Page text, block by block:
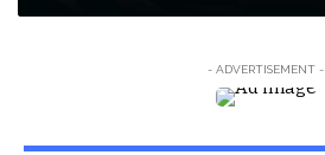
- ADVERTISEMENT -